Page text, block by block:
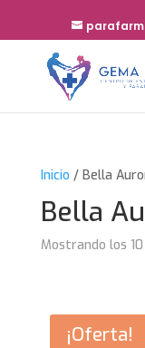
Inicio / Bella
Bella
Mostrando los
¡Oferta!